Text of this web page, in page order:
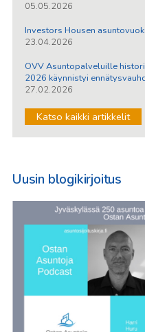
05.05.2026
Investors Housen
23.04.2026
OVV Asuntopalveluille
2026 käynnistyi
27.02.2026
Katso kaikki artikkelit
Uusin blogikirjoitus